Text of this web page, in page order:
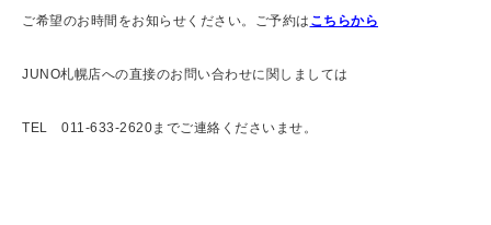
ご希望のお時間をお知らせください。ご予約は こちらから
JUNO札幌店への直接のお問い合わせに関しましては
TEL 011-633-2620までご連絡くださいませ。